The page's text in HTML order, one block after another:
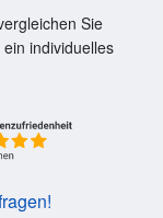
Sie
individuelles